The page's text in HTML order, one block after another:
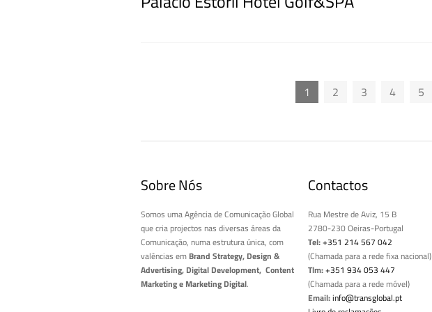
1 2 3 4 5
Sobre Nós
Somos uma Agência de Comunicação Global
que cria projectos nas diversas áreas da
Comunicação, numa estrutura única, com
valências em Brand Strategy, Design &
Advertising, Digital Development, Content
Marketing e Marketing Digital.
Contactos
Rua Mestre de Aviz, 15 B
2780-230 Oeiras-Portugal
Tel:+351 214 567 042
(Chamada para a rede fixa nacional)
Tlm:+351 934 053 447
(Chamada para a rede móvel)
Email:info@transglobal.pt